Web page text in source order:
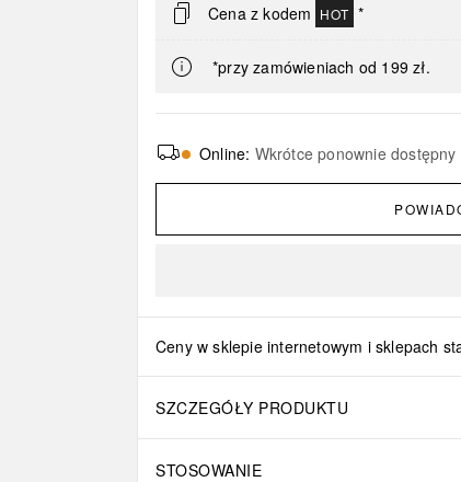
Cena z kodem HOT *
*przy zamówieniach od 199 zł.
Online: Wkrótce ponownie dostępny
Ceny w sklepie internetowym i sklepach
SZCZEGÓŁY PRODUKTU
STOSOWANIE